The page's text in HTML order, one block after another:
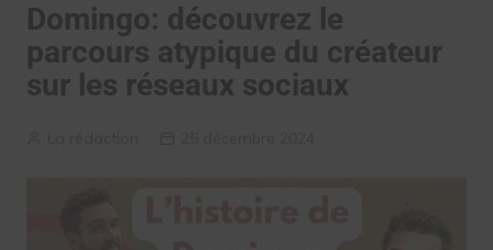
Domingo: découvrez le
parcours atypique du créateur
sur les réseaux sociaux